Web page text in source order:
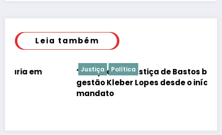
Leia também
Justiça Política
“É de praxe”: Justiça de Bastos barrar atos da
gestão Kleber Lopes desde o início do